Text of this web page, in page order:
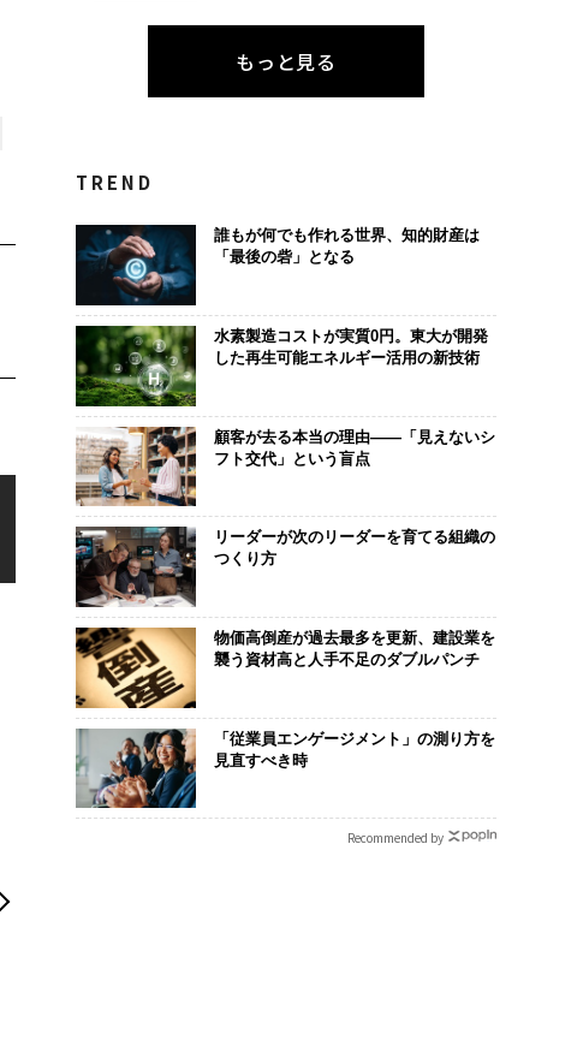
革新は下山で生まれる─
R」の哲学
「コンディション」が成
果を左右する――「BAKUN
エンジニアの
ナ併設オフィ
もっと見る
TREND
誰もが何でも作れる世界、知的財産は
「最後の砦」となる
水素製造コストが実質0円。東大が開発
した再生可能エネルギー活用の新技術
顧客が去る本当の理由——「見えないシ
フト交代」という盲点
リーダーが次のリーダーを育てる組織の
つくり方
物価高倒産が過去最多を更新、建設業を
襲う資材高と人手不足のダブルパンチ
「従業員エンゲージメント」の測り方を
見直すべき時
Recommended by